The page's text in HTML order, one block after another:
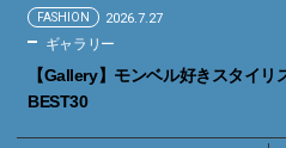
FASHION 2026.7.27
ギャラリー
【Gallery】モンベル好きスタイ
BEST30